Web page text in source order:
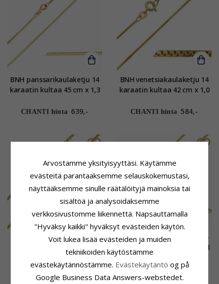
BNH panssarikaulaketju 14
karaatin kultaa 45 cm x 1,3
CHANTI hinta 639,-
BNH venetsiakaulaketju 14
karaatin kultaa 42 cm x 1,0
CHANTI hinta 584,-
BNH Anker pyöristää
kultaa 42 cm x 1,5 mm
CHANTI hinta 563,-
BNH panssarikaulaketju 14
karaatin kultaa 55 cm x 1,8
CHANTI hinta 1118,-
Arvostamme yksityisyyttäsi. Käytämme
evästeitä parantaaksemme selauskokemustasi,
näyttääksemme sinulle räätälöityjä mainoksia tai
sisältöä ja analysoidaksemme
verkkosivustomme liikennettä. Napsauttamalla
"Hyväksy kaikki" hyväksyt evästeiden käytön.
Voit lukea lisää evästeiden ja muiden
tekniikoiden käytöstämme
evästekäytännöstämme. Evästekäytäntö og på
Google Business Data Answers-webstedet.